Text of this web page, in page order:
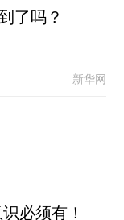
了吗？
新华网
必须有！